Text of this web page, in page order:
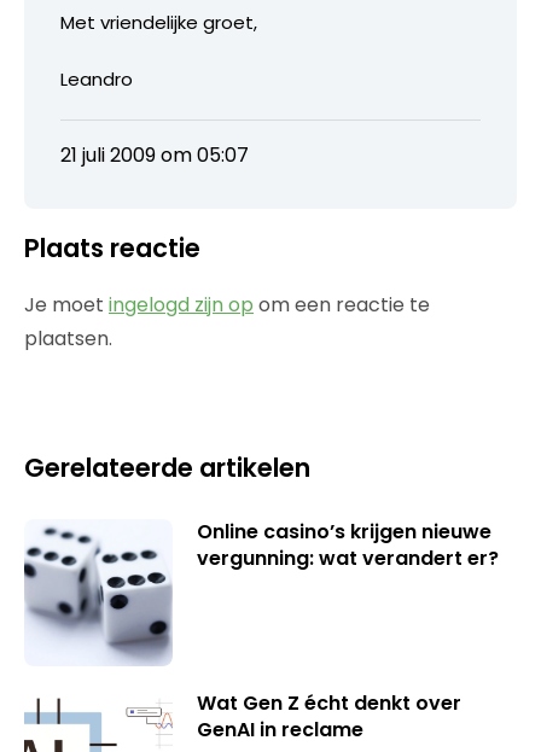
Met vriendelijke groet,
Leandro
21 juli 2009 om 05:07
Plaats reactie
Je moet ingelogd zijn op om een reactie te
plaatsen.
Gerelateerde artikelen
Online casino’s krijgen nieuwe
vergunning: wat verandert er?
Wat Gen Z écht denkt over
GenAI in reclame